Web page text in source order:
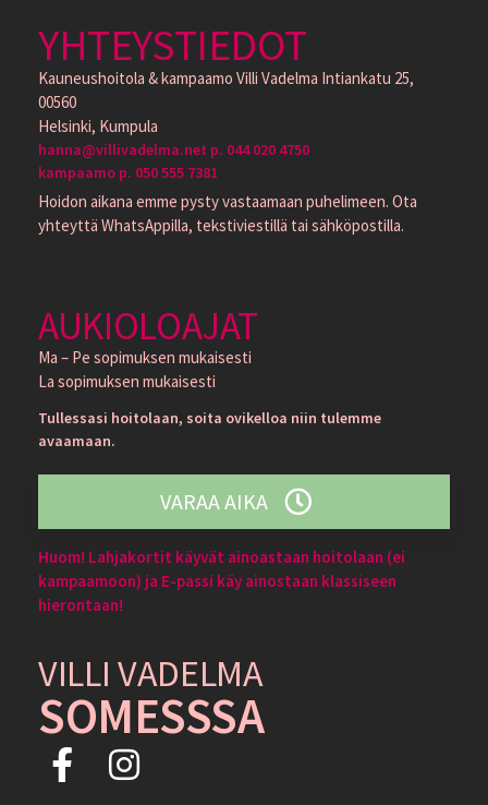
YHTEYSTIEDOT
Kauneushoitola & kampaamo Villi Vadelma Intiankatu 25,
00560
Helsinki, Kumpula
hanna@villivadelma.net p. 044 020 4750
kampaamo p. 050 555 7381
Hoidon aikana emme pysty vastaamaan puhelimeen. Ota
yhteyttä WhatsAppilla, tekstiviestillä tai sähköpostilla.
AUKIOLOAJAT
Ma – Pe sopimuksen mukaisesti
La sopimuksen mukaisesti
Tullessasi hoitolaan, soita ovikelloa niin tulemme
avaamaan.
VARAA AIKA
Huom! Lahjakortit käyvät ainoastaan hoitolaan (ei
kampaamoon) ja E-passi käy ainostaan klassiseen
hierontaan!
VILLI VADELMA
SOMESSSA